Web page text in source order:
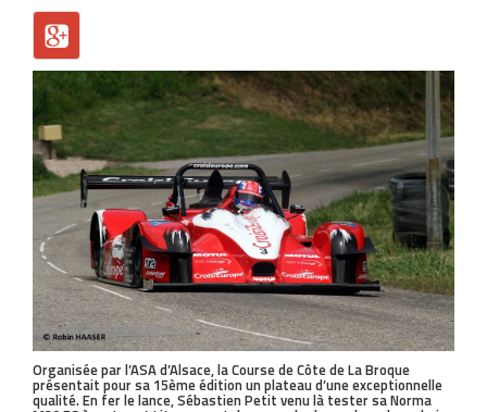
Organisée par l’ASA d’Alsace, la Course de Côte de La Broque
présentait pour sa 15ème édition un plateau d’une exceptionnelle
qualité. En fer le lance, Sébastien Petit venu là tester sa Norma